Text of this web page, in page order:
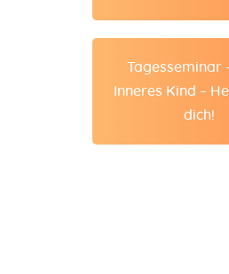
Tagesseminar
Inneres Kind –
dich!